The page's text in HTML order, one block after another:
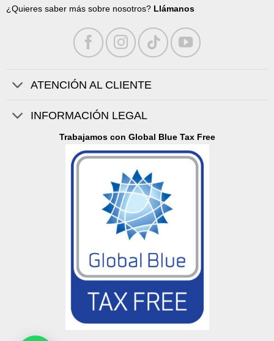
¿Quieres saber más sobre nosotros? Llámanos
ATENCIÓN AL CLIENTE
INFORMACIÓN LEGAL
Trabajamos con Global Blue Tax Free